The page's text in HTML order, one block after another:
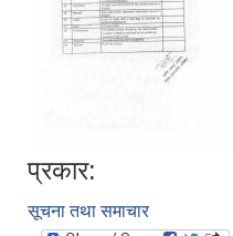
प्रकार:
सूचना तथा समाचार